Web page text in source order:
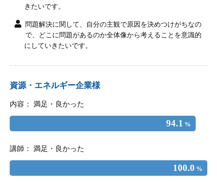
きたいです。
問題解決に関して、自分の主観で原因を決めつけがちなの
で、どこに問題があるのか全体像から考えることを意識的
にしていきたいです。
資源・エネルギー企業様
内容： 満足・良かった
94.1 %
講師： 満足・良かった
100.0 %